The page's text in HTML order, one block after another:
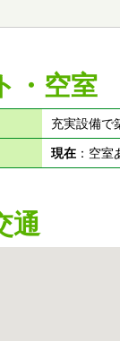
・空室
充実設備で
現在：空
通